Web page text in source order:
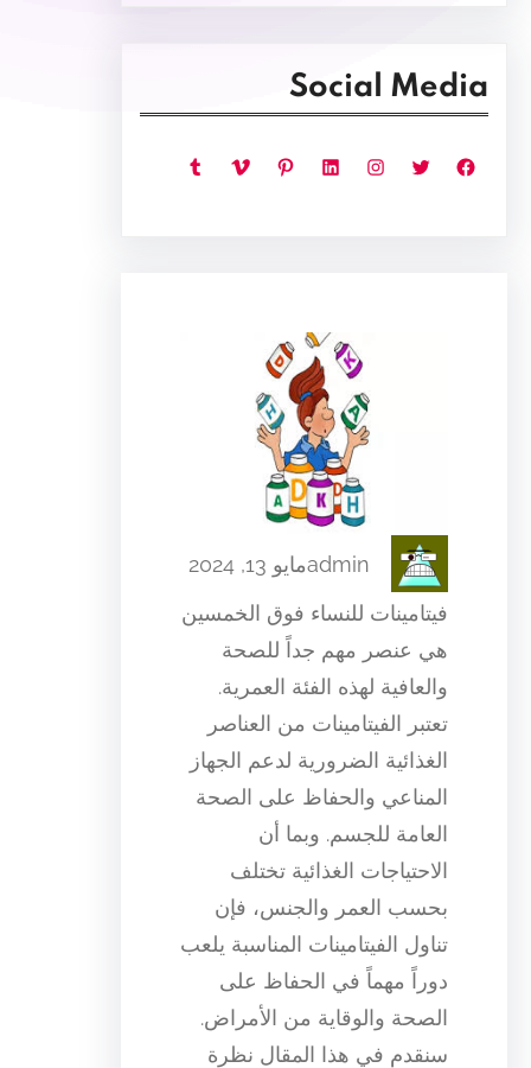
Social Media
فيسبوك تويتر إنستجرام لينكد إن بينتريست فيميو تمبلر
adminمايو 13, 2024
فيتامينات للنساء فوق الخمسين
هي عنصر مهم جداً للصحة
والعافية لهذه الفئة العمرية.
تعتبر الفيتامينات من العناصر
الغذائية الضرورية لدعم الجهاز
المناعي والحفاظ على الصحة
العامة للجسم. وبما أن
الاحتياجات الغذائية تختلف
بحسب العمر والجنس، فإن
تناول الفيتامينات المناسبة يلعب
دوراً مهماً في الحفاظ على
الصحة والوقاية من الأمراض.
سنقدم في هذا المقال نظرة